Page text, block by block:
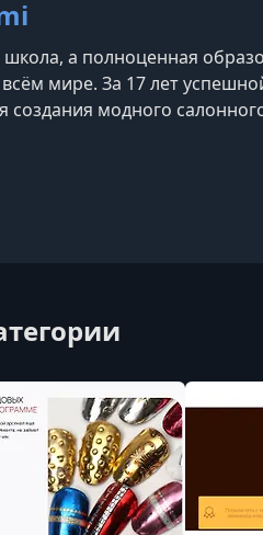
а полноценная
мире. За 17 лет
создания модного
и стиля в индустрии.